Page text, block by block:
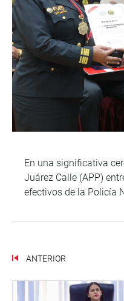
En una significativa
Juárez Calle (APP)
efectivos de la Policía
ANTERIOR